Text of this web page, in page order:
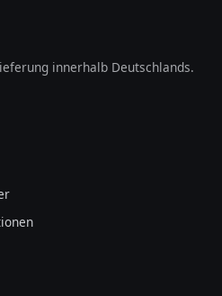
innerhalb Deutschlands.